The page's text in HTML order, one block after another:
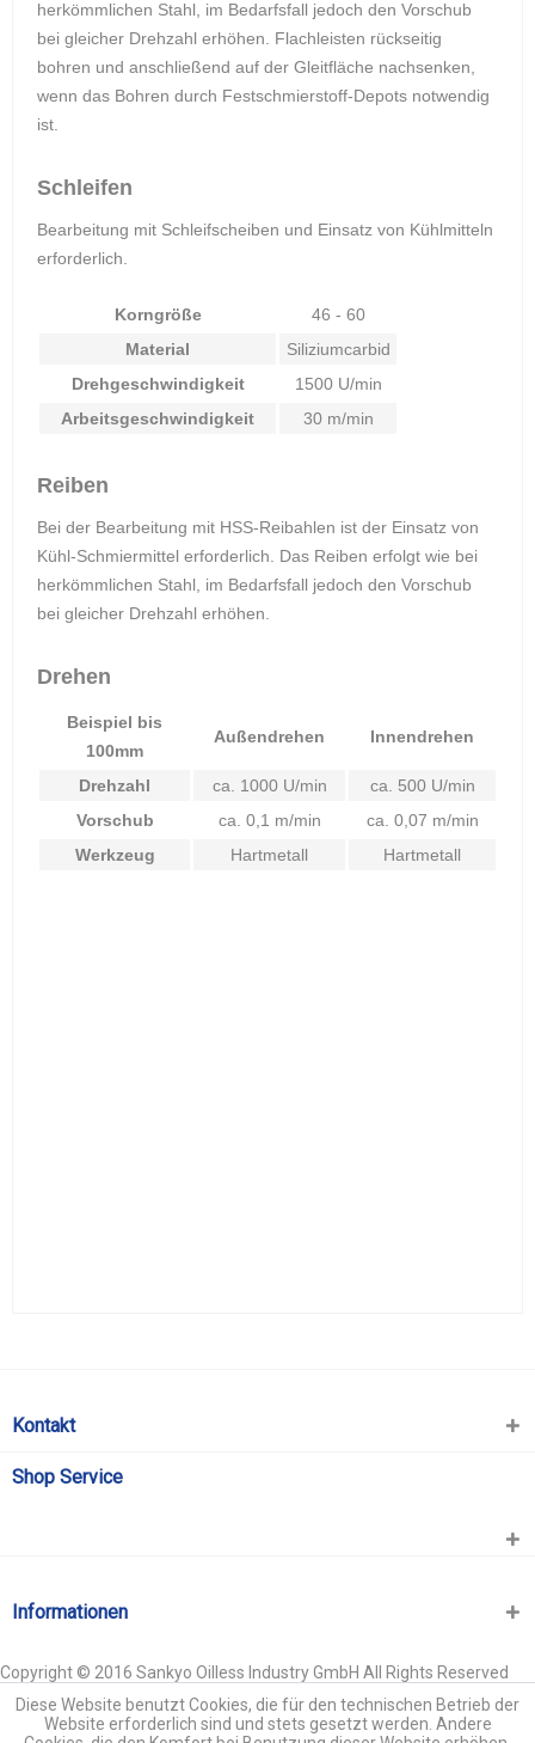
herkömmlichen Stahl, im Bedarfsfall jedoch den Vorschub
bei gleicher Drehzahl erhöhen. Flachleisten rückseitig
bohren und anschließend auf der Gleitfläche nachsenken,
wenn das Bohren durch Festschmierstoff-Depots notwendig
ist.
Schleifen
Bearbeitung mit Schleifscheiben und Einsatz von Kühlmitteln
erforderlich.
Korngröße
46 - 60
Material
Siliziumcarbid
Drehgeschwindigkeit
1500 U/min
Arbeitsgeschwindigkeit
30 m/min
Reiben
Bei der Bearbeitung mit HSS-Reibahlen ist der Einsatz von
Kühl-Schmiermittel erforderlich. Das Reiben erfolgt wie bei
herkömmlichen Stahl, im Bedarfsfall jedoch den Vorschub
bei gleicher Drehzahl erhöhen.
Drehen
Beispiel bis
100mm
Außendrehen Innendrehen
Drehzahl ca. 1000 U/min
ca. 500 U/min
Vorschub
ca. 0,1 m/min
ca. 0,07 m/min
Werkzeug
Hartmetall Hartmetall
Kontakt
Shop Service
Informationen
Copyright © 2016 Sankyo Oilless Industry GmbH All Rights Reserved
Diese Website benutzt Cookies, die für den technischen Betrieb der
Website erforderlich sind und stets gesetzt werden. Andere